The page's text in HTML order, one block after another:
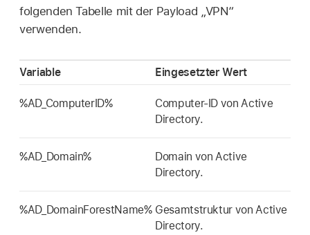
folgenden Tabelle mit der Payload „VPN“
verwenden.
Variable Eingesetzter Wert
%AD_ComputerID%
Computer-ID von Active
Directory.
%AD_Domain%
Domain von Active
Directory.
%AD_DomainForestName% Gesamtstruktur von Active
Directory.